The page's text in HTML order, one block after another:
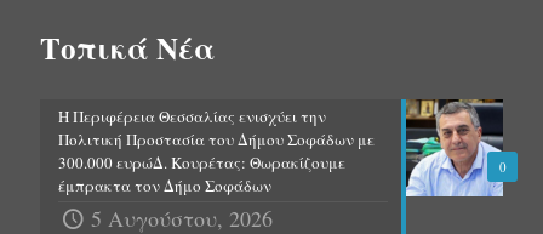
Τοπικά Νέα
0
Η Περιφέρεια Θεσσαλίας ενισχύει την
Πολιτική Προστασία του Δήμου Σοφάδων με
300.000 ευρώΔ. Κουρέτας: Θωρακίζουμε
έμπρακτα τον Δήμο Σοφάδων
5 Αυγούστου, 2026